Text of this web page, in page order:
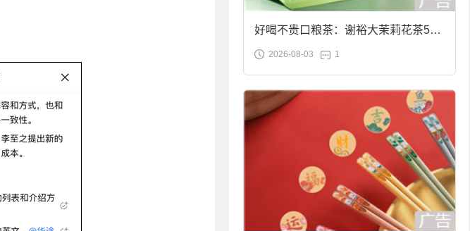
好喝不贵口粮茶：谢裕大茉莉花茶50g
袋装9.9元到手
2026-08-03 1